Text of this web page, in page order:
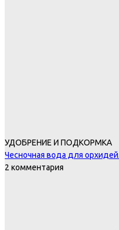
УДОБРЕНИЕ И ПОДКОРМКА
Чесночная вода для
2 комментария